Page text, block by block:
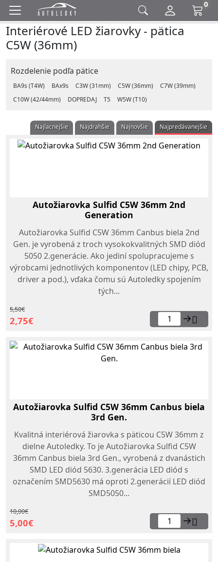
0
Interiérové LED žiarovky - pätica
C5W (36mm)
Rozdelenie podľa pätice
BA9s (T4W) BAx9s C3W (31mm) C5W (36mm)
C7W (39mm)
C10W (42/44mm)
DOPREDAJ T5 W5W (T10)
Najlacnejšie Najdrahšie Najnovšie Najpredávanejšie
Autožiarovka Sulfid C5W 36mm 2nd
Generation
Autožiarovka Sulfid C5W 36mm Canbus biela 2nd
Gen. je vyrobená z troch vysokokvalitných SMD diód
5050 2.generácie. Ako jediní spolupracujeme s
výrobcami jednotlivých komponentov (LED chipy, PCB,
driver a pod.), vďaka čomu sú Autoledky spojením
tých...
5,50€
2,75€ →
Autožiarovka Sulfid C5W 36mm Canbus biela
3rd Gen.
Kvalitná interiérová žiarovka s päticou C5W 36mm z
dielne Autoledky. To je Autožiarovka Sulfid C5W
36mm Canbus biela 3rd Gen., vyrobená z dvanástich
SMD LED diód 5630. 3.generácia LED diód s
označením SMD5630 má oproti 2.generácií LED diód
SMD5050...
10,00€
5,00€ →